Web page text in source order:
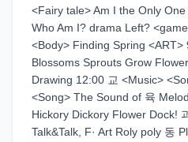
<Fairy tale> Am I the Only
Who Am I? drama Left?
<Body> Finding Spring
Blossoms Sprouts Grow
Drawing 12:00 교 <Music>
<Song> The Sound of 육
Hickory Dickory Flower Dock!
Talk&Talk, F· Art Roly poly 동